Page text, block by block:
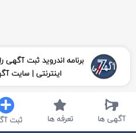
برنامه اندروید ثبت آگهی
اینترنتی | سایت
آگهی ها تعرفه ها ثبت